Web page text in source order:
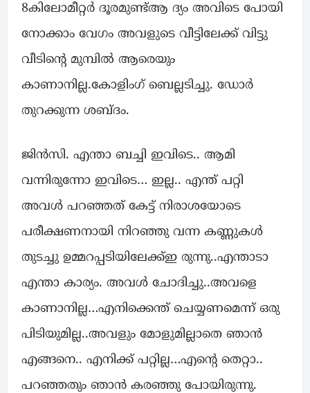
8കിലോമീറ്റർ ദൂരമുണ്ട്ആ ദ്യം അവിടെ പോയി
നോക്കാം വേഗം അവളുടെ വീട്ടിലേക്ക് വിട്ടു
വീടിന്റെ മുമ്പിൽ ആരെയും
കാണാനില്ല.കോളിംഗ് ബെല്ലടിച്ചു. ഡോർ
തുറക്കുന്ന ശബ്ദം.
ജിൻസി. എന്താ ബച്ചി ഇവിടെ.. ആമി
വന്നിരുന്നോ ഇവിടെ… ഇല്ല.. എന്ത് പറ്റി
അവൾ പറഞ്ഞത് കേട്ട് നിരാശയോടെ
പരീക്ഷണനായി നിറഞ്ഞു വന്ന കണ്ണുകൾ
തുടച്ചു ഉമ്മറപ്പടിയിലേക്ക്ഇ രുന്നു..എന്താടാ
എന്താ കാര്യം. അവൾ ചോദിച്ചു..അവളെ
കാണാനില്ല…എനിക്കെന്ത് ചെയ്യണമെന്ന് ഒരു
പിടിയുമില്ല..അവളും മോളുമില്ലാതെ ഞാൻ
എങ്ങനെ.. എനിക്ക് പറ്റില്ല…എന്റെ തെറ്റാ..
പറഞ്ഞതും ഞാൻ കരഞ്ഞു പോയിരുന്നു.